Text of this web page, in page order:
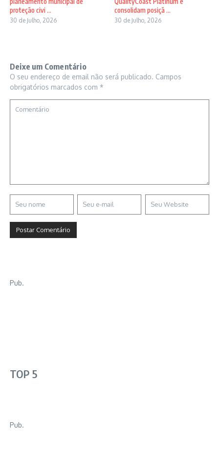
proteção civi ...
30 de Julho, 2026
consolidam posiçã ...
30 de Julho, 2026
Deixe um Comentário
O seu endereço de email não será publicado. Campos
obrigatórios marcados com *
Pub.
TOP 5
Pub.